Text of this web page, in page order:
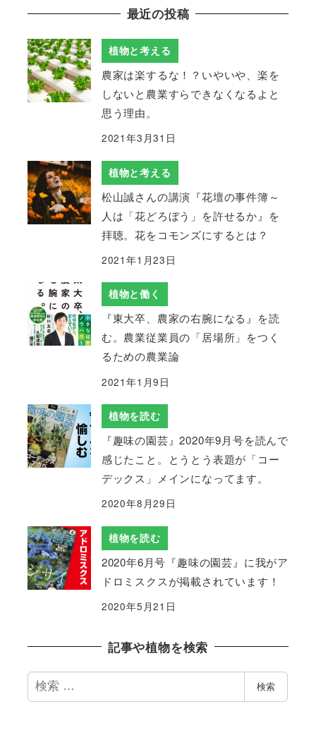
最近の投稿
植物と考える
農家は楽するな！？いやいや、楽を
しないと農業すらできなくなるよと
思う理由。
2021年3月31日
植物と考える
松山誠さんの講演『花壇の事件簿～
人は「花どろぼう」を許せるか』を
拝聴。花をコモンズにするとは？
2021年1月23日
植物と働く
『東大卒、農家の右腕になる』を読
む。農業従業員の「居場所」をつく
るための農業論
2021年1月9日
植物を読む
『趣味の園芸』2020年9月号を読んで
感じたこと。とうとう表題が「コー
デックス」メインになってます。
2020年8月29日
植物を読む
2020年6月号『趣味の園芸』に我がア
ドロミスクスが掲載されています！
2020年5月21日
記事や植物を検索
検
索
検索